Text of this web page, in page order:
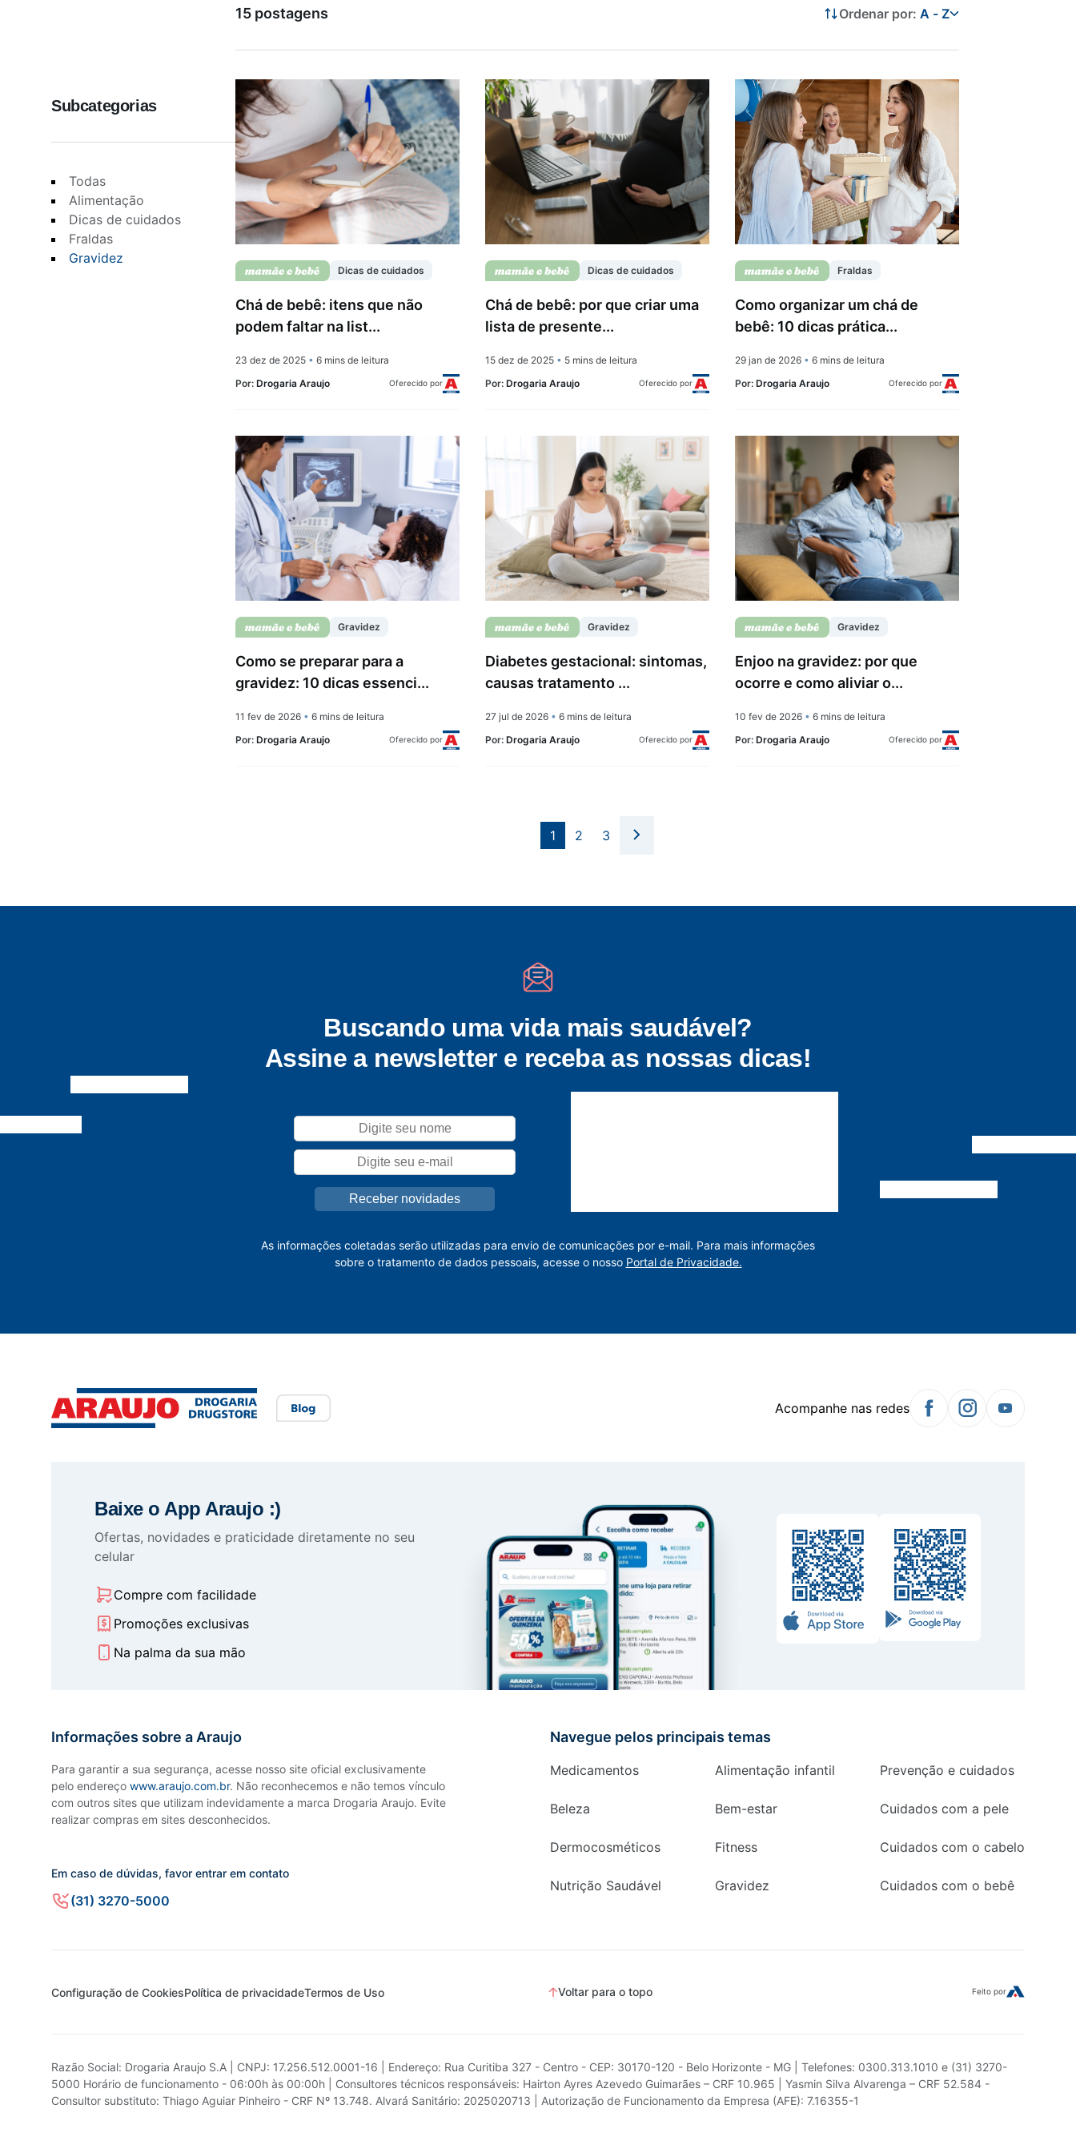
Saúde do homem
Subcategorias
Todas
Alimentação
Dicas de cuidados
Fraldas
Gravidez
15 postagens Ordenar por: A - Z
Dicas de cuidados
Chá de bebê: itens que não
podem faltar na list...
23 dez de 2025 • 6 mins de leitura
Por: Drogaria Araujo Oferecido por
Dicas de cuidados
Chá de bebê: por que criar uma
lista de presente...
15 dez de 2025 • 5 mins de leitura
Por: Drogaria Araujo Oferecido por
Fraldas
Como organizar um chá de
bebê: 10 dicas prática...
29 jan de 2026 • 6 mins de leitura
Por: Drogaria Araujo Oferecido por
Gravidez
Como se preparar para a
gravidez: 10 dicas essenci...
11 fev de 2026 • 6 mins de leitura
Por: Drogaria Araujo Oferecido por
Gravidez
Diabetes gestacional: sintomas,
causas tratamento ...
27 jul de 2026 • 6 mins de leitura
Por: Drogaria Araujo Oferecido por
Gravidez
Enjoo na gravidez: por que
ocorre e como aliviar o...
10 fev de 2026 • 6 mins de leitura
Por: Drogaria Araujo Oferecido por
1 2 3
Buscando uma vida mais saudável?
Assine a newsletter e receba as nossas dicas!
As informações coletadas serão utilizadas para envio de comunicações por e-mail. Para mais informações
sobre o tratamento de dados pessoais, acesse o nosso Portal de Privacidade.
Acompanhe nas redes
Baixe o App Araujo :)
Ofertas, novidades e praticidade diretamente no seu
celular
Compre com facilidade
Promoções exclusivas
Na palma da sua mão
Informações sobre a Araujo
Para garantir a sua segurança, acesse nosso site oficial exclusivamente
pelo endereço www.araujo.com.br. Não reconhecemos e não temos vínculo
com outros sites que utilizam indevidamente a marca Drogaria Araujo. Evite
realizar compras em sites desconhecidos.
Em caso de dúvidas, favor entrar em contato
(31) 3270-5000
Navegue pelos principais temas
Medicamentos
Beleza
Dermocosméticos
Nutrição Saudável
Alimentação infantil
Bem-estar
Fitness
Gravidez
Prevenção e cuidados
Cuidados com a pele
Cuidados com o cabelo
Cuidados com o bebê
Configuração de CookiesPolítica de privacidadeTermos de Uso Voltar para o topo Feito por
Razão Social: Drogaria Araujo S.A | CNPJ: 17.256.512.0001-16 | Endereço: Rua Curitiba 327 - Centro - CEP: 30170-120 - Belo Horizonte - MG | Telefones: 0300.313.1010 e (31) 3270-
5000 Horário de funcionamento - 06:00h às 00:00h | Consultores técnicos responsáveis: Hairton Ayres Azevedo Guimarães – CRF 10.965 | Yasmin Silva Alvarenga – CRF 52.584 -
Consultor substituto: Thiago Aguiar Pinheiro - CRF Nº 13.748. Alvará Sanitário: 2025020713 | Autorização de Funcionamento da Empresa (AFE): 7.16355-1